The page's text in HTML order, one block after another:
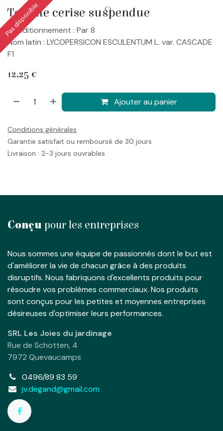
Tomate cerise suspendue
Pas disponible
Conditionnement : Par 8
Nom latin : LYCOPERSICON ESCULENTUM L. var. CASCADE
F1
12,25 €
Ajouter au panier
Conditions générales
Garantie satisfait ou remboursé de 30 jours
Livraison : 2-3 jours ouvrables
Conçu pour les entreprises
Nous sommes une équipe de passionnés dont le but est
d'améliorer la vie de chacun grâce à des produits
disruptifs. Nous fabriquons d'excellents produits pour
résoudre vos problèmes commerciaux. Nos produits
sont conçus pour les petites et moyennes entreprises
désireuses d'optimiser leurs performances.
SRL Les Joies du jardinage
Rue de Schotten, 4
7972 Quevaucamps
0496/89 83 59
jv.degand@gmail.com